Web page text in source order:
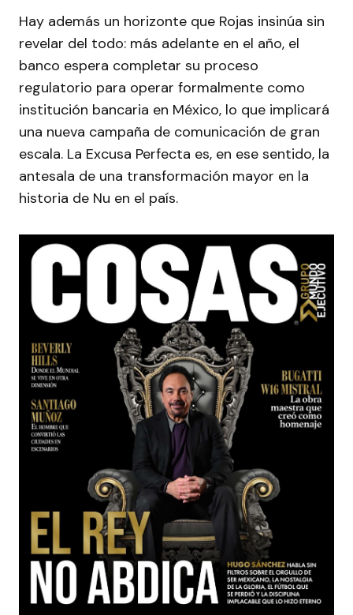
Hay además un horizonte que Rojas insinúa sin
revelar del todo: más adelante en el año, el
banco espera completar su proceso
regulatorio para operar formalmente como
institución bancaria en México, lo que implicará
una nueva campaña de comunicación de gran
escala. La Excusa Perfecta es, en ese sentido, la
antesala de una transformación mayor en la
historia de Nu en el país.